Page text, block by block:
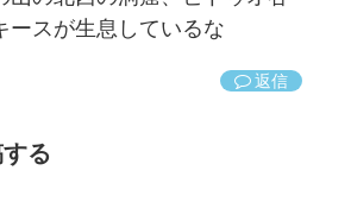
ースが生息しているな
返信
る